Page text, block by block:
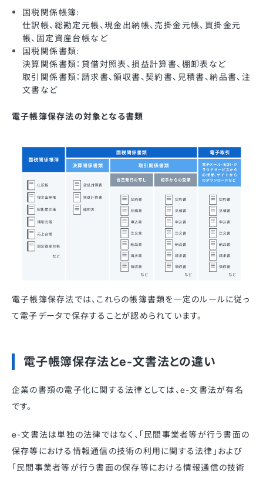
国税関係帳簿:
仕訳帳、総勘定元帳、現金出納帳、売掛金元帳、買掛金元
帳、固定資産台帳など
国税関係書類:
決算関係書類：貸借対照表、損益計算書、棚卸表など
取引関係書類：請求書、領収書、契約書、見積書、納品書、注
文書など
電子帳簿保存法の対象となる書類
電子帳簿保存法では、これらの帳簿書類を一定のルールに従っ
て電子データで保存することが認められています。
電子帳簿保存法とe-文書法との違い
企業の書類の電子化に関する法律としては、e-文書法が有名
です。
e-文書法は単独の法律ではなく、「民間事業者等が行う書面の
保存等における情報通信の技術の利用に関する法律」および
「民間事業者等が行う書面の保存等における情報通信の技術